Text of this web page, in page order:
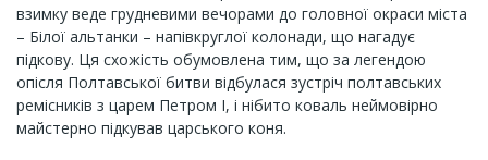
взимку веде грудневими вечорами до головної окраси міста
– Білої альтанки – напівкруглої колонади, що нагадує
підкову. Ця схожість обумовлена тим, що за легендою
опісля Полтавської битви відбулася зустріч полтавських
ремісників з царем Петром І, і нібито коваль неймовірно
майстерно підкував царського коня.